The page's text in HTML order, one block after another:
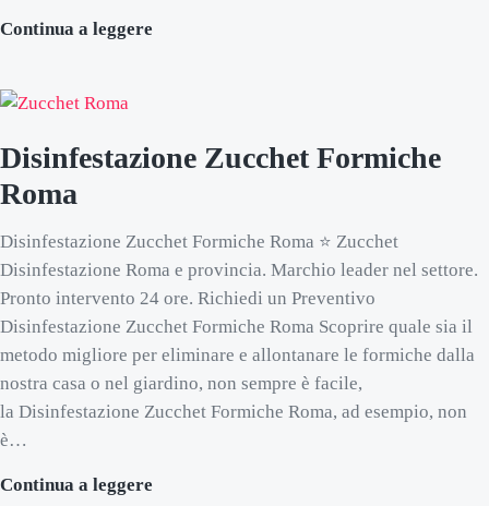
Continua a leggere
Disinfestazione Zucchet Formiche
Roma
Disinfestazione Zucchet Formiche Roma ⭐ Zucchet
Disinfestazione Roma e provincia. Marchio leader nel settore.
Pronto intervento 24 ore. Richiedi un Preventivo
Disinfestazione Zucchet Formiche Roma Scoprire quale sia il
metodo migliore per eliminare e allontanare le formiche dalla
nostra casa o nel giardino, non sempre è facile,
la Disinfestazione Zucchet Formiche Roma, ad esempio, non
è…
Continua a leggere